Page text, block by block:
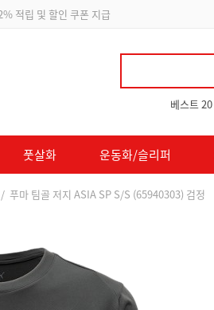
적립 및 할인 쿠폰 지급
베스트 20
풋살화 운동화/슬리퍼
/ 푸마 팀골 저지 ASIA SP S/S (65940303) 검정